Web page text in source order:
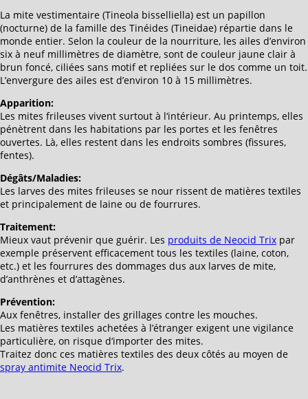
La mite vestimentaire (Tineola bisselliella) est un papillon
(nocturne) de la famille des Tinéides (Tineidae) répartie dans le
monde entier. Selon la couleur de la nourriture, les ailes d’environ
six à neuf millimètres de diamètre, sont de couleur jaune clair à
brun foncé, ciliées sans motif et repliées sur le dos comme un toit.
L’envergure des ailes est d’environ 10 à 15 millimètres.
Apparition:
Les mites frileuses vivent surtout à l‘intérieur. Au printemps, elles
pénètrent dans les habitations par les portes et les fenêtres
ouvertes. Là, elles restent dans les endroits sombres (fissures,
fentes).
Dégâts/Maladies:
Les larves des mites frileuses se nour rissent de matières textiles
et principalement de laine ou de fourrures.
Traitement:
Mieux vaut prévenir que guérir. Les produits de Neocid Trix par
exemple préservent efficacement tous les textiles (laine, coton,
etc.) et les fourrures des dommages dus aux larves de mite,
d’anthrènes et d’attagènes.
Prévention:
Aux fenêtres, installer des grillages contre les mouches.
Les matières textiles achetées à l’étranger exigent une vigilance
particulière, on risque d‘importer des mites.
Traitez donc ces matières textiles des deux côtés au moyen de
spray antimite Neocid Trix.